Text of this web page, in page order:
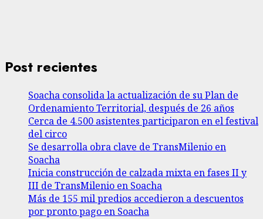
Post recientes
Soacha consolida la actualización de su Plan de
Ordenamiento Territorial, después de 26 años
Cerca de 4.500 asistentes participaron en el festival
del circo
Se desarrolla obra clave de TransMilenio en
Soacha
Inicia construcción de calzada mixta en fases II y
III de TransMilenio en Soacha
Más de 155 mil predios accedieron a descuentos
por pronto pago en Soacha